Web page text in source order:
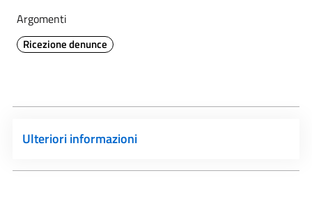
Argomenti
Ricezione denunce
Ulteriori informazioni